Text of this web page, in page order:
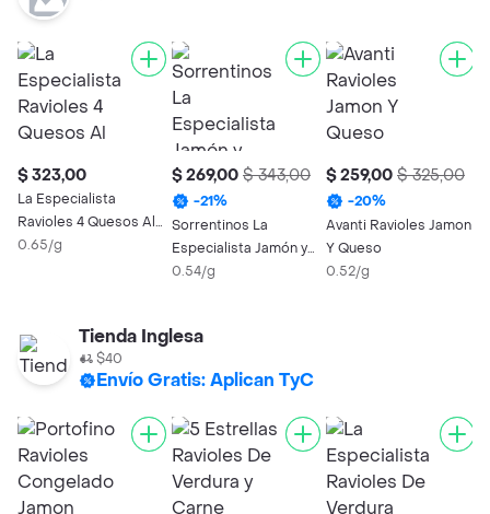
$ 323,00
La Especialista
Ravioles 4 Quesos Al
Vacio
0.65/g
$ 269,00 $ 343,00
-21%
Sorrentinos La
Especialista Jamón y
Queso
0.54/g
$ 259,00 $ 325,00
-20%
Avanti Ravioles Jamon
Y Queso
0.52/g
Tienda Inglesa
$40
Envío Gratis: Aplican TyC